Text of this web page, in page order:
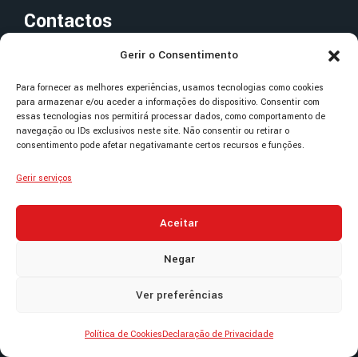
Gerir o Consentimento
Para fornecer as melhores experiências, usamos tecnologias como cookies
para armazenar e/ou aceder a informações do dispositivo. Consentir com
essas tecnologias nos permitirá processar dados, como comportamento de
navegação ou IDs exclusivos neste site. Não consentir ou retirar o
consentimento pode afetar negativamante certos recursos e funções.
Gerir serviços
Aceitar
Negar
Ver preferências
Política de CookiesDeclaração de Privacidade
Contactos
Herdade dos Templários
2300-608 Tomar
grandesecretaria@gpp-osmth.pt
Políticas de Coockies (UE)
© 2024 GPP-OSMTH - Desenvolvido porMYWEBSITE